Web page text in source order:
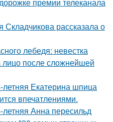
Складчикова рассказала о
лебедя: невестка
после сложнейшей
Екатерина шпица
впечатлениями.
Анна пересильд